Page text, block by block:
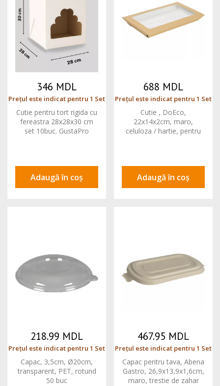
346 MDL
Prețul este indicat pentru 1 Set
Cutie pentru tort rigida cu
fereastra 28x28x30 cm
set 10buc. GustaPro
Adaugă în coș
688 MDL
Prețul este indicat pentru 1 Set
Cutie , DoEco,
22x14x2cm, maro,
celuloza / hartie, pentru
Adaugă în coș
218.99 MDL
Prețul este indicat pentru 1 Set
Capac, 3,5cm, Ø20cm,
transparent, PET, rotund
50 buc
467.95 MDL
Prețul este indicat pentru 1 Set
Capac pentru tava, Abena
Gastro, 26,9x13,9x1,6cm,
maro, trestie de zahar